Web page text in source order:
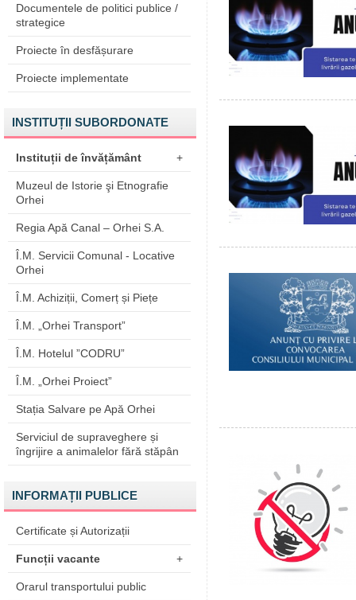
Documentele de politici publice /
strategice
Proiecte în desfășurare
Proiecte implementate
INSTITUȚII SUBORDONATE
Instituții de învățământ +
Muzeul de Istorie şi Etnografie
Orhei
Regia Apă Canal – Orhei S.A.
Î.M. Servicii Comunal - Locative
Orhei
Î.M. Achiziții, Comerț și Piețe
Î.M. „Orhei Transport”
Î.M. Hotelul ”CODRU”
Î.M. „Orhei Proiect”
Stația Salvare pe Apă Orhei
Serviciul de supraveghere și
îngrijire a animalelor fără stăpân
INFORMAȚII PUBLICE
Certificate și Autorizații
Funcții vacante +
Orarul transportului public